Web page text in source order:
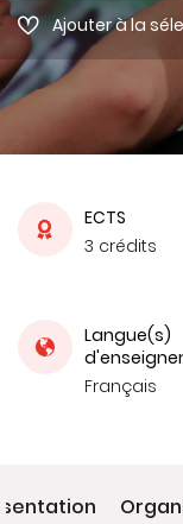
Ajouter à la
ECTS
3 crédits
Langue(s)
Français